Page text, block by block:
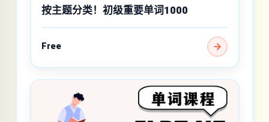
按主题分类！初级重要单词1000
Free